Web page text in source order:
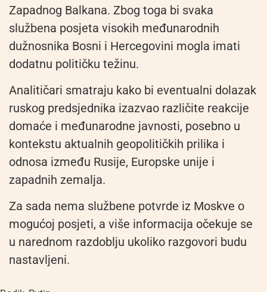
Zapadnog Balkana. Zbog toga bi svaka
službena posjeta visokih međunarodnih
dužnosnika Bosni i Hercegovini mogla imati
dodatnu političku težinu.
Analitičari smatraju kako bi eventualni dolazak
ruskog predsjednika izazvao različite reakcije
domaće i međunarodne javnosti, posebno u
kontekstu aktualnih geopolitičkih prilika i
odnosa između Rusije, Europske unije i
zapadnih zemalja.
Za sada nema službene potvrde iz Moskve o
mogućoj posjeti, a više informacija očekuje se
u narednom razdoblju ukoliko razgovori budu
nastavljeni.